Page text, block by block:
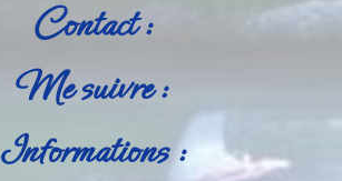
Contact :
Me suivre :
Informations :